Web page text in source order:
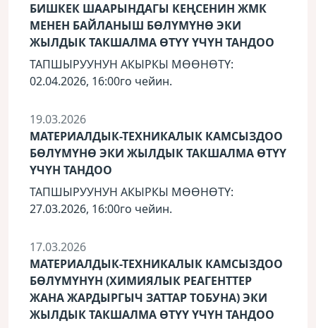
БИШКЕК ШААРЫНДАГЫ КЕҢСЕНИН ЖМК
МЕНЕН БАЙЛАНЫШ БӨЛҮМҮНӨ ЭКИ
ЖЫЛДЫК ТАКШАЛМА ӨТҮҮ ҮЧҮН ТАНДОО
ТАПШЫРУУНУН АКЫРКЫ МӨӨНӨТҮ:
02.04.2026, 16:00го чейин.
19.03.2026
МАТЕРИАЛДЫК-ТЕХНИКАЛЫК КАМСЫЗДОО
БӨЛҮМҮНӨ ЭКИ ЖЫЛДЫК ТАКШАЛМА ӨТҮҮ
ҮЧҮН ТАНДОО
ТАПШЫРУУНУН АКЫРКЫ МӨӨНӨТҮ:
27.03.2026, 16:00го чейин.
17.03.2026
МАТЕРИАЛДЫК-ТЕХНИКАЛЫК КАМСЫЗДОО
БӨЛҮМҮНҮН (ХИМИЯЛЫК РЕАГЕНТТЕР
ЖАНА ЖАРДЫРГЫЧ ЗАТТАР ТОБУНА) ЭКИ
ЖЫЛДЫК ТАКШАЛМА ӨТҮҮ ҮЧҮН ТАНДОО